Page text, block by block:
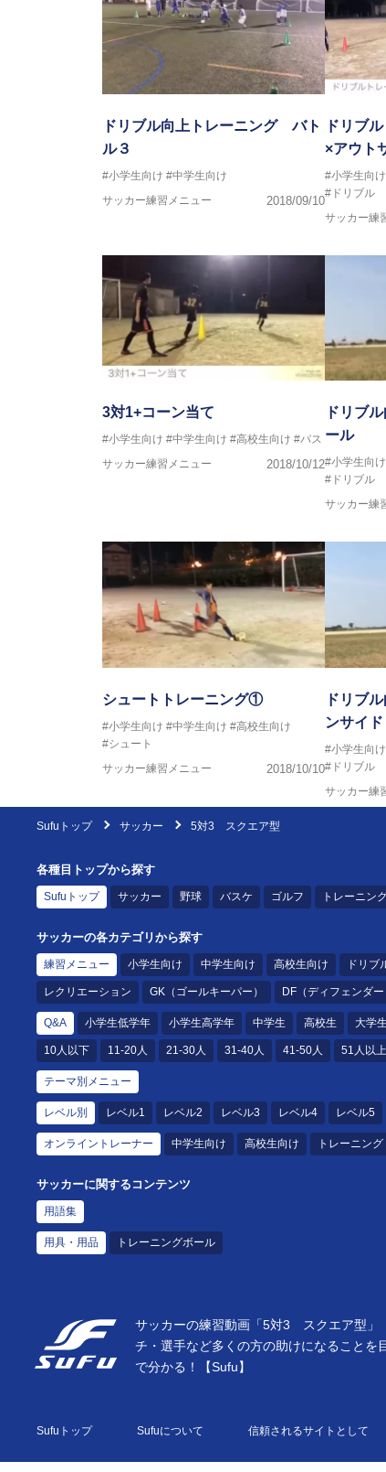
ドリブル向上トレーニング バト
ル３
#小学生向け #中学生向け
サッカー練習メニュー
2018/09/10
ドリブ
×アウト
#小学生向け
#ドリブル
サッカー練
3対1+コーン当て
#小学生向け #中学生向け #高校生向け #パス
サッカー練習メニュー
2018/10/12
ドリブ
ール
#小学生向け
#ドリブル
サッカー練
シュートトレーニング①
#小学生向け #中学生向け #高校生向け
#シュート
サッカー練習メニュー
2018/10/10
ドリブ
ンサイ
#小学生向け
#ドリブル
サッカー練
Sufuトップ サッカー 5対3 スクエア型
各種目トップから探す
Sufuトップ サッカー 野球 バスケ ゴルフ トレーニン
サッカーの各カテゴリから探す
練習メニュー 小学生向け 中学生向け 高校生向け ドリブ
レクリエーション GK（ゴールキーパー） DF（ディフェンダー
Q&A 小学生低学年 小学生高学年 中学生 高校生 大学生
10人以下 11-20人 21-30人 31-40人 41-50人 51人以上
テーマ別メニュー
レベル別 レベル1 レベル2 レベル3 レベル4 レベル5
オンライントレーナー 中学生向け 高校生向け トレーニング
サッカーに関するコンテンツ
用語集
用具・用品 トレーニングボール
サッカーの練習動画「5対3 スクエア型」
チ・選手など多くの方の助けになることを
で分かる！【Sufu】
Sufuトップ Sufuについて 信頼されるサイトとして